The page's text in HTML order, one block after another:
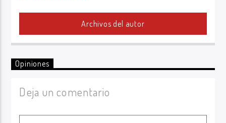
Archivos del autor
Opiniones
Deja un comentario